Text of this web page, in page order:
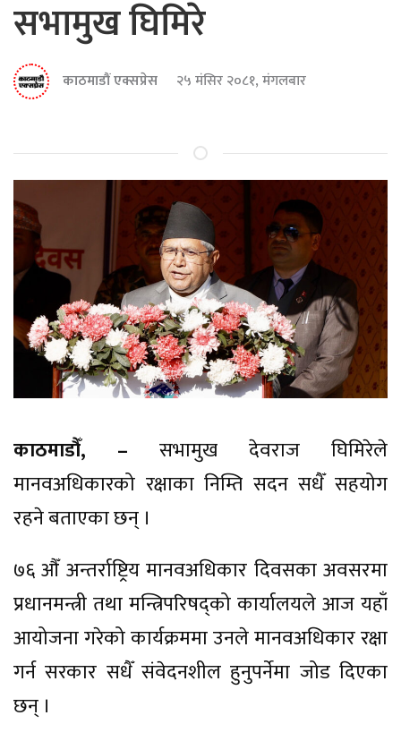
सभामुख घिमिरे
काठमाडौं एक्सप्रेस २५ मंसिर २०८१, मंगलबार
काठमाडौँ, – सभामुख देवराज घिमिरेले
मानवअधिकारको रक्षाका निम्ति सदन सधैँ सहयोग
रहने बताएका छन् ।
७६ औँ अन्तर्राष्ट्रिय मानवअधिकार दिवसका अवसरमा
प्रधानमन्त्री तथा मन्त्रिपरिषद्को कार्यालयले आज यहाँ
आयोजना गरेको कार्यक्रममा उनले मानवअधिकार रक्षा
गर्न सरकार सधैँ संवेदनशील हुनुपर्नेमा जोड दिएका
छन् ।